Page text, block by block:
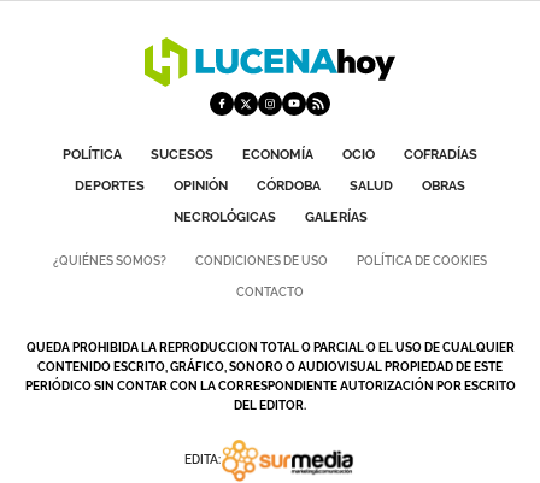
POLÍTICA SUCESOS ECONOMÍA OCIO
COFRADÍAS
DEPORTES
OPINIÓN CÓRDOBA SALUD
OBRAS
NECROLÓGICAS
GALERÍAS
¿QUIÉNES SOMOS? CONDICIONES DE USO POLÍTICA DE COOKIES
CONTACTO
QUEDA PROHIBIDA LA REPRODUCCION TOTAL O PARCIAL O EL USO DE CUALQUIER
CONTENIDO ESCRITO, GRÁFICO, SONORO O AUDIOVISUAL PROPIEDAD DE ESTE
PERIÓDICO SIN CONTAR CON LA CORRESPONDIENTE AUTORIZACIÓN POR ESCRITO
DEL EDITOR.
EDITA: